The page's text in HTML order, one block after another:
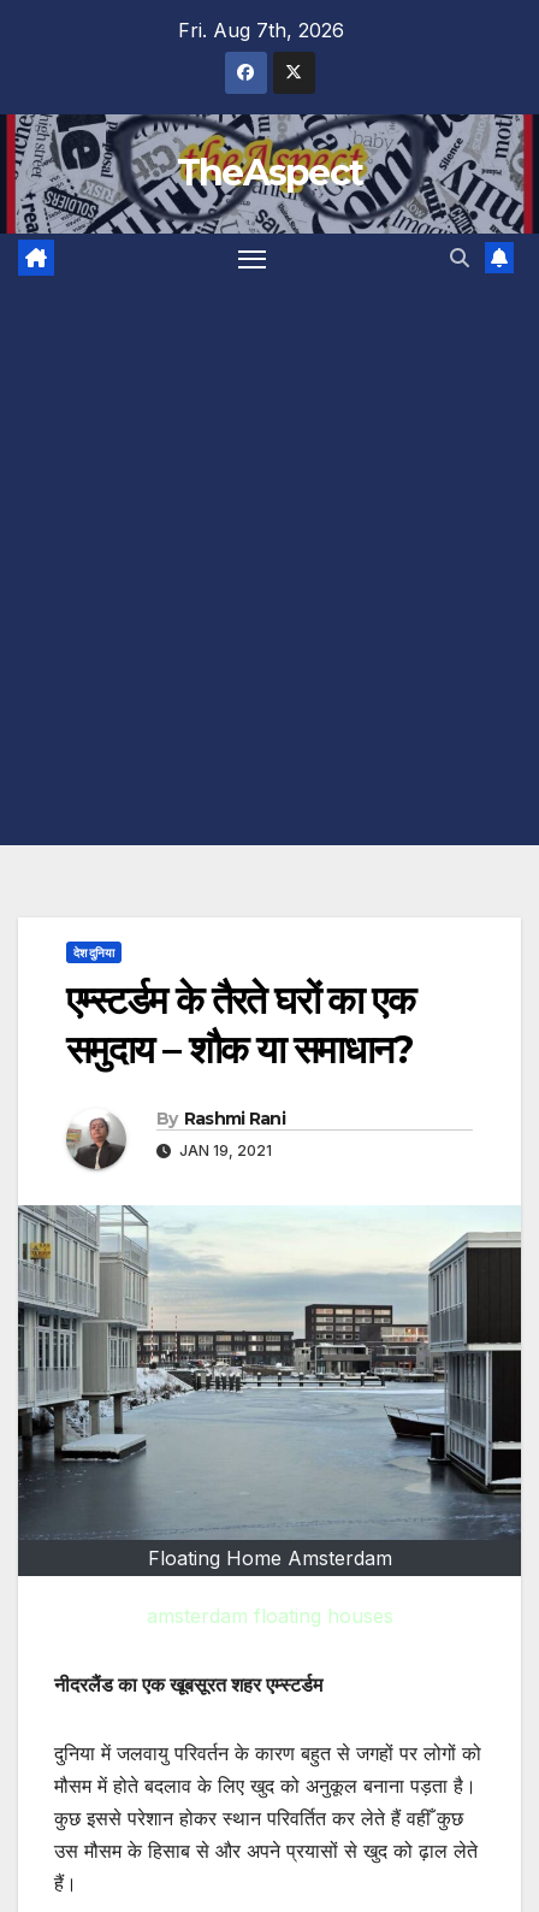
Fri. Aug 7th, 2026
TheAspect
देश दुनिया
एम्स्टर्डम के तैरते घरों का एक
समुदाय – शौक या समाधान?
By Rashmi Rani
JAN 19, 2021
Floating Home Amsterdam
amsterdam floating houses
नीदरलैंड का एक खूबसूरत शहर एम्स्टर्डम
दुनिया में जलवायु परिवर्तन के कारण बहुत से जगहों पर लोगों को
मौसम में होते बदलाव के लिए खुद को अनुकूल बनाना पड़ता है।
कुछ इससे परेशान होकर स्थान परिवर्तित कर लेते हैं वहीँ कुछ
उस मौसम के हिसाब से और अपने प्रयासों से खुद को ढ़ाल लेते
हैं।